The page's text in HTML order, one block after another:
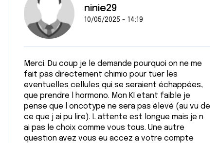
ninie29
10/05/2025 - 14:19
Merci. Du coup je le demande pourquoi on ne me
fait pas directement chimio pour tuer les
eventuelles cellules qui se seraient échappées,
que prendre l hormono. Mon KI etant faible je
pense que l oncotype ne sera pas élevé (au vu de
ce que j ai pu lire). L attente est longue mais je n
ai pas le choix comme vous tous. Une autre
question avez vous eu accez a votre compte